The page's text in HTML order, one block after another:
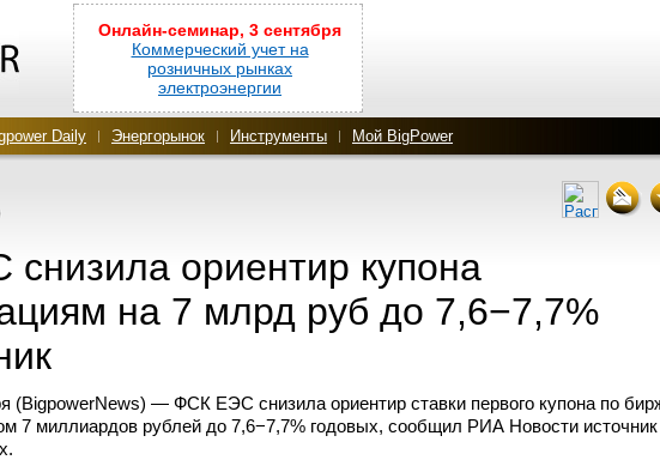
Онлайн-семинар, 3 сентября
Коммерческий учет на
розничных рынках
электроэнергии
Daily Энергорынок Инструменты Мой BigPower
ориентир купона
на 7 млрд руб до 7,6−7,7%
— ФСК ЕЭС снизила ориентир ставки первого купона по
7 миллиардов рублей до 7,6−7,7% годовых, сообщил РИА Новости источник